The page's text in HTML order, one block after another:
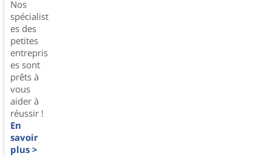
Nos
spécialist
es des
petites
entrepris
es sont
prêts à
vous
aider à
réussir !
En
savoir
plus >